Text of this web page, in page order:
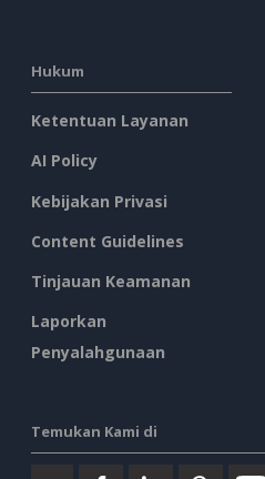
Hukum
Ketentuan Layanan
AI Policy
Kebijakan Privasi
Content Guidelines
Tinjauan Keamanan
Laporkan
Penyalahgunaan
Temukan Kami di